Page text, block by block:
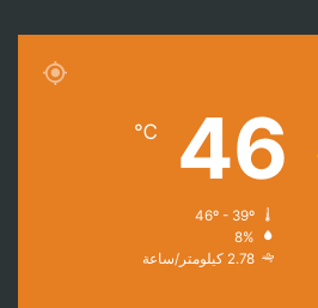
46
℃
8%
2.78 كيلومتر/ساعة